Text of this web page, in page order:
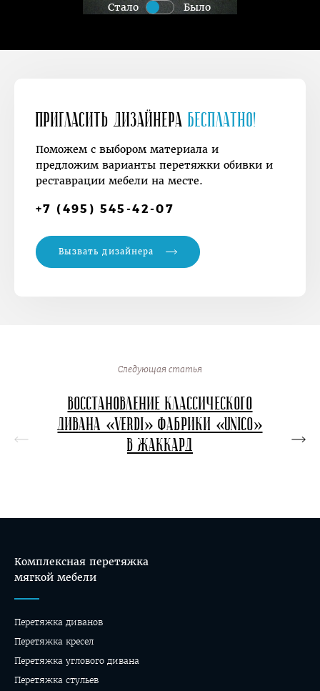
Было
Стало
Пригласить дизайнера Бесплатно!
Поможем с выбором материала и
предложим варианты перетяжки обивки и
реставрации мебели на месте.
+7 (495) 545-42-07
Вызвать дизайнера
Следующая статья
Восстановление классического
дивана «Verdi» фабрики «Unico»
в жаккард
Комплексная перетяжка
мягкой мебели
Перетяжка диванов
Перетяжка кресел
Перетяжка углового дивана
Перетяжка стульев